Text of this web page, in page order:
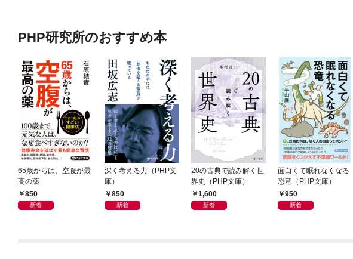
PHP研究所のおすすめ本
65歳からは、空腹が最
高の薬
850
新着
深く考える力（PHP文
庫）
850
新着
20の古典で読み解く世
界史（PHP文庫）
1,600
新着
面白くて眠れなくなる
恐竜（PHP文庫）
950
新着